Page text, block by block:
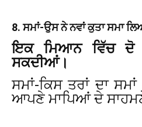
8. ਸਮਾਂ-ਉਸ ਨੇ ਨਵਾਂ ਕੁਤਾ ਸਮਾ
ਇਕ ਮਿਆਨ ਵਿੱਚ ਦੋ
ਸਕਦੀਆਂ।
ਸਮਾਂ-ਕਿਸ ਤਰਾਂ ਦਾ
ਆਪਣੇ ਮਾਪਿਆਂ ਦੇ